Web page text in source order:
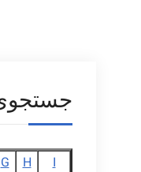
I
H
G